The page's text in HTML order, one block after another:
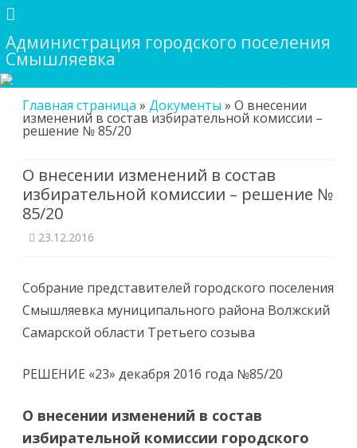
Администрация городского поселения
Смышляевка
to
content
Главная страница » Документы » О внесении
изменений в состав избирательной комиссии –
решение № 85/20
О внесении изменений в состав
избирательной комиссии – решение №
85/20
23.12.2016
Собрание представителей городского поселения
Смышляевка муниципального района Волжский
Самарской области Третьего созыва
РЕШЕНИЕ «23» декабря 2016 года №85/20
О внесении изменений в состав
избирательной комиссии городского